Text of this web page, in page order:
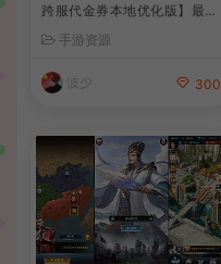
跨服代金券本地优化版】最新
手工服务端+CDK授权后台
+安卓+详细搭建教程
手游资源
波少 300